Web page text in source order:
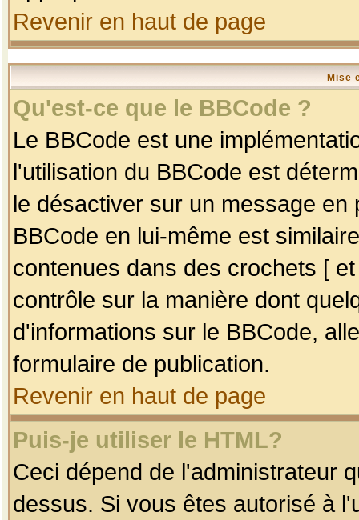
Revenir en haut de page
Mise
Qu'est-ce que le BBCode ?
Le BBCode est une
l'utilisation du BBCode est
le désactiver sur un message
BBCode en lui-même est
contenues dans des crochets [
contrôle sur la manière dont
d'informations sur le BBCode,
formulaire de publication.
Revenir en haut de page
Puis-je utiliser le HTML?
Ceci dépend de l'administrateur
dessus. Si vous êtes autorisé à